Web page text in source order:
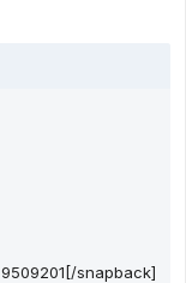
9509201[/snapback]